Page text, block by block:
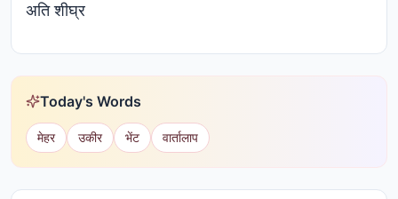
अति शीघ्र
Today's Words
मेहर उकीर भेंट वार्तालाप